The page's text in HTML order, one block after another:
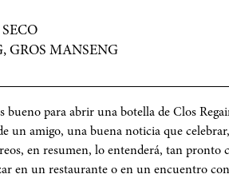
GROS MANSENG
bueno para abrir una botella de Clos
un amigo, una buena noticia que
en resumen, lo entenderá, tan pronto
en un restaurante o en un encuentro